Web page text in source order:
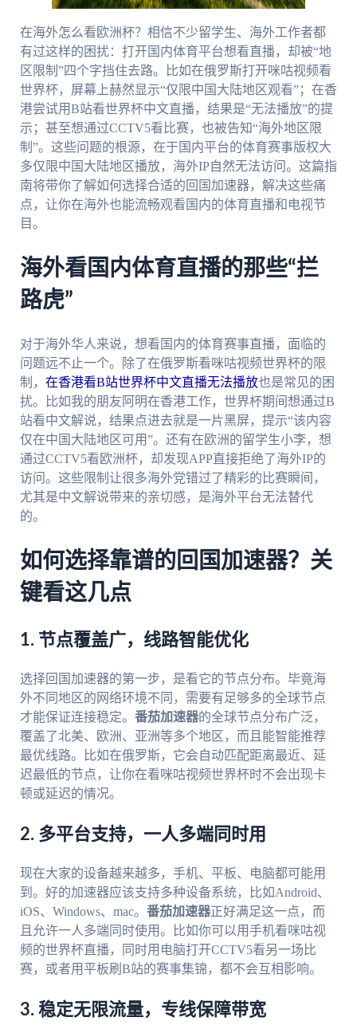
在海外怎么看欧洲杯？相信不少留学生、海外工作者都
有过这样的困扰：打开国内体育平台想看直播，却被“地
区限制”四个字挡住去路。比如在俄罗斯打开咪咕视频看
世界杯，屏幕上赫然显示“仅限中国大陆地区观看”；在香
港尝试用B站看世界杯中文直播，结果是“无法播放”的提
示；甚至想通过CCTV5看比赛，也被告知“海外地区限
制”。这些问题的根源，在于国内平台的体育赛事版权大
多仅限中国大陆地区播放，海外IP自然无法访问。这篇指
南将带你了解如何选择合适的回国加速器，解决这些痛
点，让你在海外也能流畅观看国内的体育直播和电视节
目。
海外看国内体育直播的那些“拦
路虎”
对于海外华人来说，想看国内的体育赛事直播，面临的
问题远不止一个。除了在俄罗斯看咪咕视频世界杯的限
制， 在香港看B站世界杯中文直播无法播放也是常见的困
扰。比如我的朋友阿明在香港工作，世界杯期间想通过B
站看中文解说，结果点进去就是一片黑屏，提示“该内容
仅在中国大陆地区可用”。还有在欧洲的留学生小李，想
通过CCTV5看欧洲杯，却发现APP直接拒绝了海外IP的
访问。这些限制让很多海外党错过了精彩的比赛瞬间，
尤其是中文解说带来的亲切感，是海外平台无法替代
的。
如何选择靠谱的回国加速器？关
键看这几点
1. 节点覆盖广，线路智能优化
选择回国加速器的第一步，是看它的节点分布。毕竟海
外不同地区的网络环境不同，需要有足够多的全球节点
才能保证连接稳定。 番茄加速器的全球节点分布广泛，
覆盖了北美、欧洲、亚洲等多个地区，而且能智能推荐
最优线路。比如在俄罗斯，它会自动匹配距离最近、延
迟最低的节点，让你在看咪咕视频世界杯时不会出现卡
顿或延迟的情况。
2. 多平台支持，一人多端同时用
现在大家的设备越来越多，手机、平板、电脑都可能用
到。好的加速器应该支持多种设备系统，比如Android、
iOS、Windows、mac。 番茄加速器正好满足这一点，而
且允许一人多端同时使用。比如你可以用手机看咪咕视
频的世界杯直播，同时用电脑打开CCTV5看另一场比
赛，或者用平板刷B站的赛事集锦，都不会互相影响。
3. 稳定无限流量，专线保障带宽